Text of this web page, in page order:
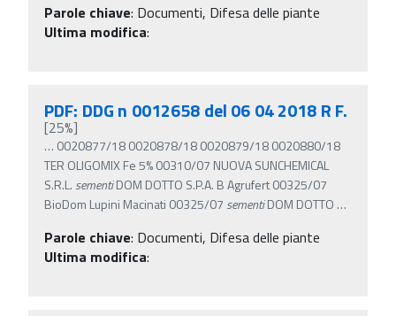
Parole chiave: Documenti, Difesa delle piante
Ultima modifica:
PDF: DDG n 0012658 del 06 04 2018 R F.
[25%]
… 0020877/18 0020878/18 0020879/18 0020880/18
TER OLIGOMIX Fe 5% 00310/07 NUOVA SUNCHEMICAL
S.R.L. sementiDOM DOTTO S.P.A. B Agrufert 00325/07
BioDom Lupini Macinati 00325/07 sementiDOM DOTTO …
Parole chiave: Documenti, Difesa delle piante
Ultima modifica: